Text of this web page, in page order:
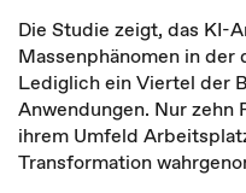
Die Studie zeigt, das KI-
Massenphänomen in
Lediglich ein Viertel der
Anwendungen. Nur zehn
ihrem Umfeld
Transformation